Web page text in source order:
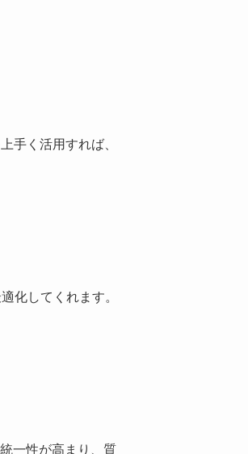
手く活用すれば、
化してくれます。
一性が高まり、質